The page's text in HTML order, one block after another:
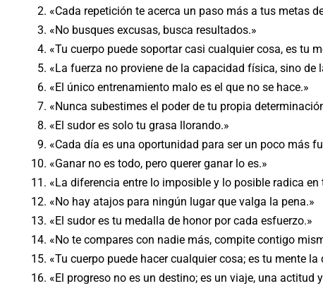
«Cada repetición te acerca un paso más a tus metas
«No busques excusas, busca resultados.»
«Tu cuerpo puede soportar casi cualquier cosa, es tu
«La fuerza no proviene de la capacidad física, sino de
«El único entrenamiento malo es el que no se hace.»
«Nunca subestimes el poder de tu propia
«El sudor es solo tu grasa llorando.»
«Cada día es una oportunidad para ser un poco más
«Ganar no es todo, pero querer ganar lo es.»
«La diferencia entre lo imposible y lo posible radica en
«No hay atajos para ningún lugar que valga la pena.»
«El sudor es tu medalla de honor por cada esfuerzo.»
«No te compares con nadie más, compite contigo
«Tu cuerpo puede hacer cualquier cosa; es tu mente la
«El progreso no es un destino; es un viaje, una actitud